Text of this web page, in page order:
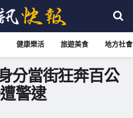
健康樂活 旅遊美食 地方社會
分當街狂奔百公
警逮